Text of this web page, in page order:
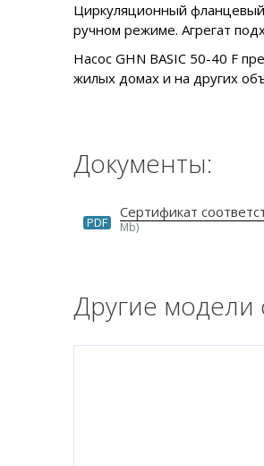
Циркуляционный фланцевый
ручном режиме. Агрегат
Насос GHN BASIC 50-40 F
жилых домах и на других
Документы:
PDF
Сертификат
Mb)
Другие модели